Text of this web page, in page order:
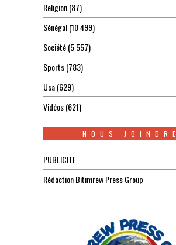
Religion(87)
Sénégal(10 499)
Société(5 557)
Sports(783)
Usa(629)
Vidéos(621)
NOUS JOINDRE
PUBLICITE
Rédaction Bitimrew Press Group